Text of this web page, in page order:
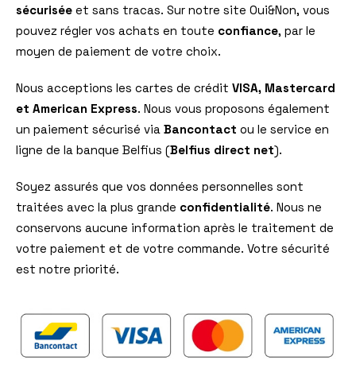
sécurisée et sans tracas. Sur notre site Oui&Non, vous
pouvez régler vos achats en toute confiance, par le
moyen de paiement de votre choix.
Nous acceptions les cartes de crédit VISA, Mastercard
et American Express. Nous vous proposons également
un paiement sécurisé via Bancontact ou le service en
ligne de la banque Belfius (Belfius direct net).
Soyez assurés que vos données personnelles sont
traitées avec la plus grande confidentialité. Nous ne
conservons aucune information après le traitement de
votre paiement et de votre commande. Votre sécurité
est notre priorité.